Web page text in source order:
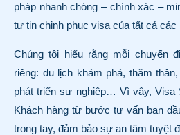
pháp nhanh chóng – chính xác –
tự tin chinh phục visa của tất cả
Chúng tôi hiểu rằng mỗi chuyến
riêng: du lịch khám phá, thăm
phát triển sự nghiệp… Vì vậy, Visa
Khách hàng từ bước tư vấn ban
trong tay, đảm bảo sự an tâm tuyệt